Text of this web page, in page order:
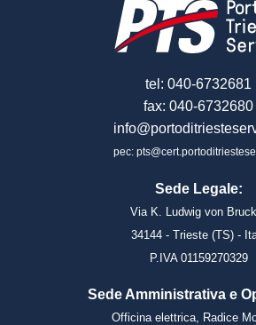
tel: 040-6732681
fax: 040-6732680
pec:
Sede Legale:
Via K. Ludwig von
34144 - Trieste (TS) -
P.IVA 01159270329
Sede Amministrativa e
Officina elettrica, Radice